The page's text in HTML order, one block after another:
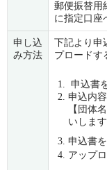
郵便振替用
に指定口座
申し込
み方法
下記より申
プロードす
申込書
申込内
【団体
いします
申込書
アップ